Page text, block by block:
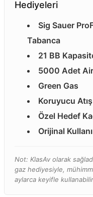
Hediyeleri
Sig Sauer
Tabanca
21 BB
5000 Adet
Green Gas
Koruyucu
Özel Hedef
Orijinal
Not: KlasAv olarak
gaz hediyesiyle,
aylarca keyifle